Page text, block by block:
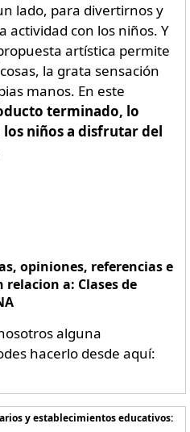
lado, para divertirnos y
con los niños. Y
artística permite
la grata sensación
manos. En este
terminado, lo
niños a disfrutar del
opiniones, referencias e
a: Clases de
alguna
hacerlo desde aquí:
y establecimientos educativos: